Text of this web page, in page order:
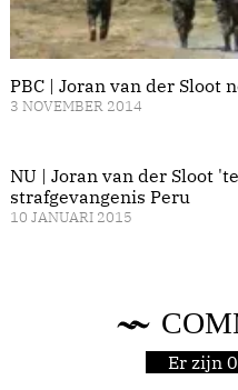
PBC | Joran van der Sloot
3 NOVEMBER 2014
NU | Joran van der Sloot
strafgevangenis Peru
10 JANUARI 2015
Er zijn